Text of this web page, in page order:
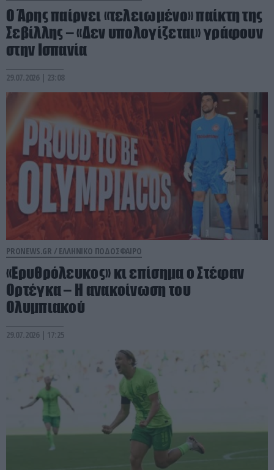
Ο Άρης παίρνει «τελειωμένο» παίκτη της
Σεβίλλης – «Δεν υπολογίζεται» γράφουν
στην Ισπανία
29.07.2026 | 23:08
PRONEWS.GR / ΕΛΛΗΝΙΚΟ ΠΟΔΟΣΦΑΙΡΟ
«Ερυθρόλευκος» κι επίσημα ο Στέφαν
Ορτέγκα – Η ανακοίνωση του
Ολυμπιακού
29.07.2026 | 17:25